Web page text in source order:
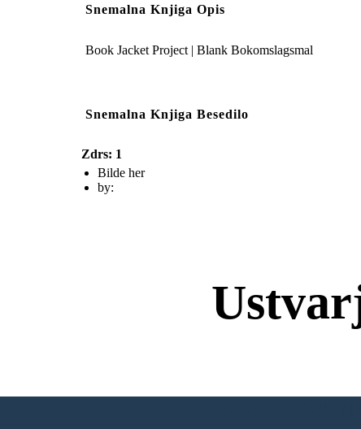
Snemalna Knjiga Opis
Book Jacket Project | Blank Bokomslagsmal
Snemalna Knjiga Besedilo
Zdrs: 1
Bilde her
by:
Brez